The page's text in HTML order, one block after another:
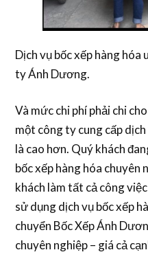
Dịch vụ bốc xếp hàng
ty Ánh Dương.
Và mức chi phí phải chi
một công ty cung cấp
là cao hơn. Quý khách
bốc xếp hàng hóa chuyên
khách làm tất cả công
sử dụng dịch vụ bốc xếp
chuyển Bốc Xếp Ánh
chuyên nghiệp – giá cả